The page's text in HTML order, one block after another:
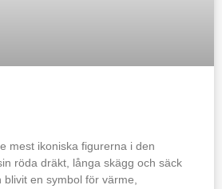
mest ikoniska figurerna i den
röda dräkt, långa skägg och säck
en symbol för värme,